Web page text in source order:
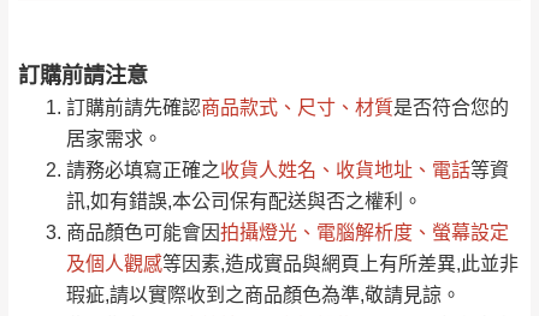
訂購前請注意
訂購前請先確認商品款式、尺寸、材質是否符合您的
居家需求。
請務必填寫正確之收貨人姓名、收貨地址、電話等資
訊,如有錯誤,本公司保有配送與否之權利。
商品顏色可能會因拍攝燈光、電腦解析度、螢幕設定
及個人觀感等因素,造成實品與網頁上有所差異,此並非
瑕疵,請以實際收到之商品顏色為準,敬請見諒。
運 費 說 明
運送地區 運送費用
偏遠地區
（請先線上詢問 LINE
→@dershin ）
注意事項：
由於品項繁多，網頁無法及時更新，如有需
要購買商品，請於出發前來電或到「官方
Line客服」來信確認商品是否有「現貨」與
「金額」。
若商品價格或庫存有異常，商家有權取消訂
單。部分網路商品恕無法更改原設計或客製，敬請
0/5 (0)筆
全部 依評論高至低排列
依評論低至高排列 只顯示附上圖片
只顯示附上評論